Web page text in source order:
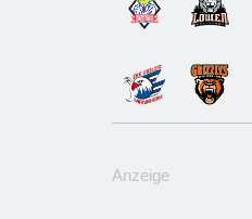
Anzeige